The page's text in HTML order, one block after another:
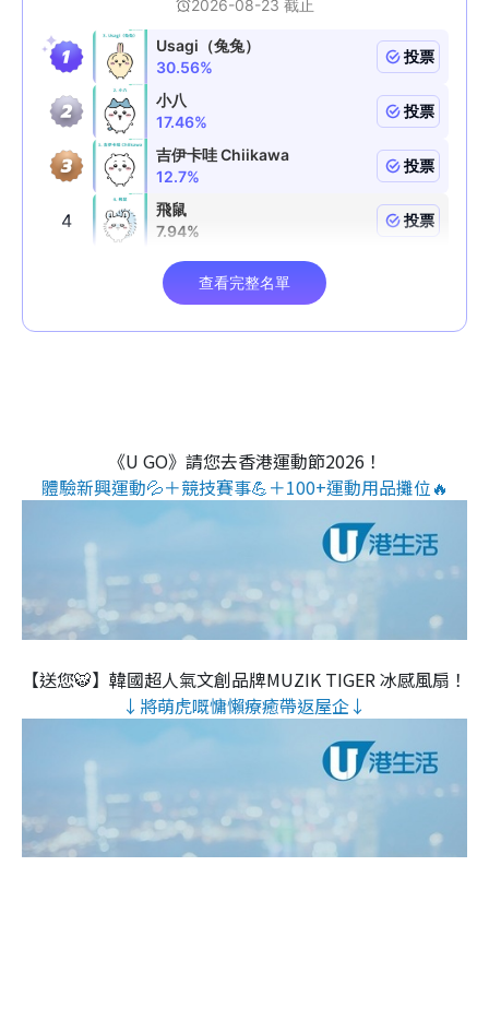
《U GO》請您去香港運動節2026！
體驗新興運動💦＋競技賽事💪＋100+運動用品攤位🔥
【送您🐯】韓國超人氣文創品牌MUZIK TIGER 冰感風扇！
↓將萌虎嘅慵懶療癒帶返屋企↓